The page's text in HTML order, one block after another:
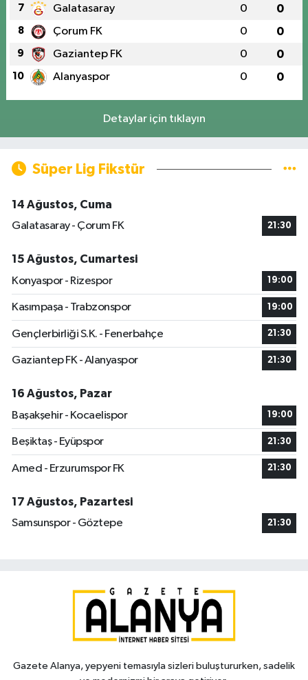
7 Galatasaray 0 0
8 Çorum FK 0 0
9 Gaziantep FK 0 0
10 Alanyaspor 0 0
Detaylar için tıklayın
Süper Lig Fikstür
14 Ağustos, Cuma
Galatasaray - Çorum FK
21:30
15 Ağustos, Cumartesi
Konyaspor - Rizespor
19:00
Kasımpaşa - Trabzonspor 19:00
Gençlerbirliği S.K. - Fenerbahçe 21:30
Gaziantep FK - Alanyaspor 21:30
16 Ağustos, Pazar
Başakşehir - Kocaelispor
19:00
Beşiktaş - Eyüpspor 21:30
Amed - Erzurumspor FK 21:30
17 Ağustos, Pazartesi
Samsunspor - Göztepe
21:30
Gazete Alanya, yepyeni temasıyla sizleri buluştururken, sadelik